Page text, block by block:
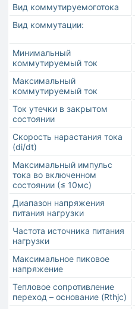
Вид коммутируемоготока
Вид коммутации:
Минимальный
коммутируемый ток
Максимальный
коммутируемый ток
Ток утечки в закрытом
состоянии
Скорость нарастания тока
(di/dt)
Максимальный импульс
тока во включенном
состоянии (≤ 10мс)
Диапазон напряжения
питания нагрузки
Частота источника питания
нагрузки
Максимальное пиковое
напряжение
Тепловое сопротивление
переход – основание (Rthjc)